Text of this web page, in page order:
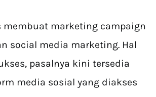
membuat marketing campaign
social media marketing. Hal
pasalnya kini tersedia
media sosial yang diakses